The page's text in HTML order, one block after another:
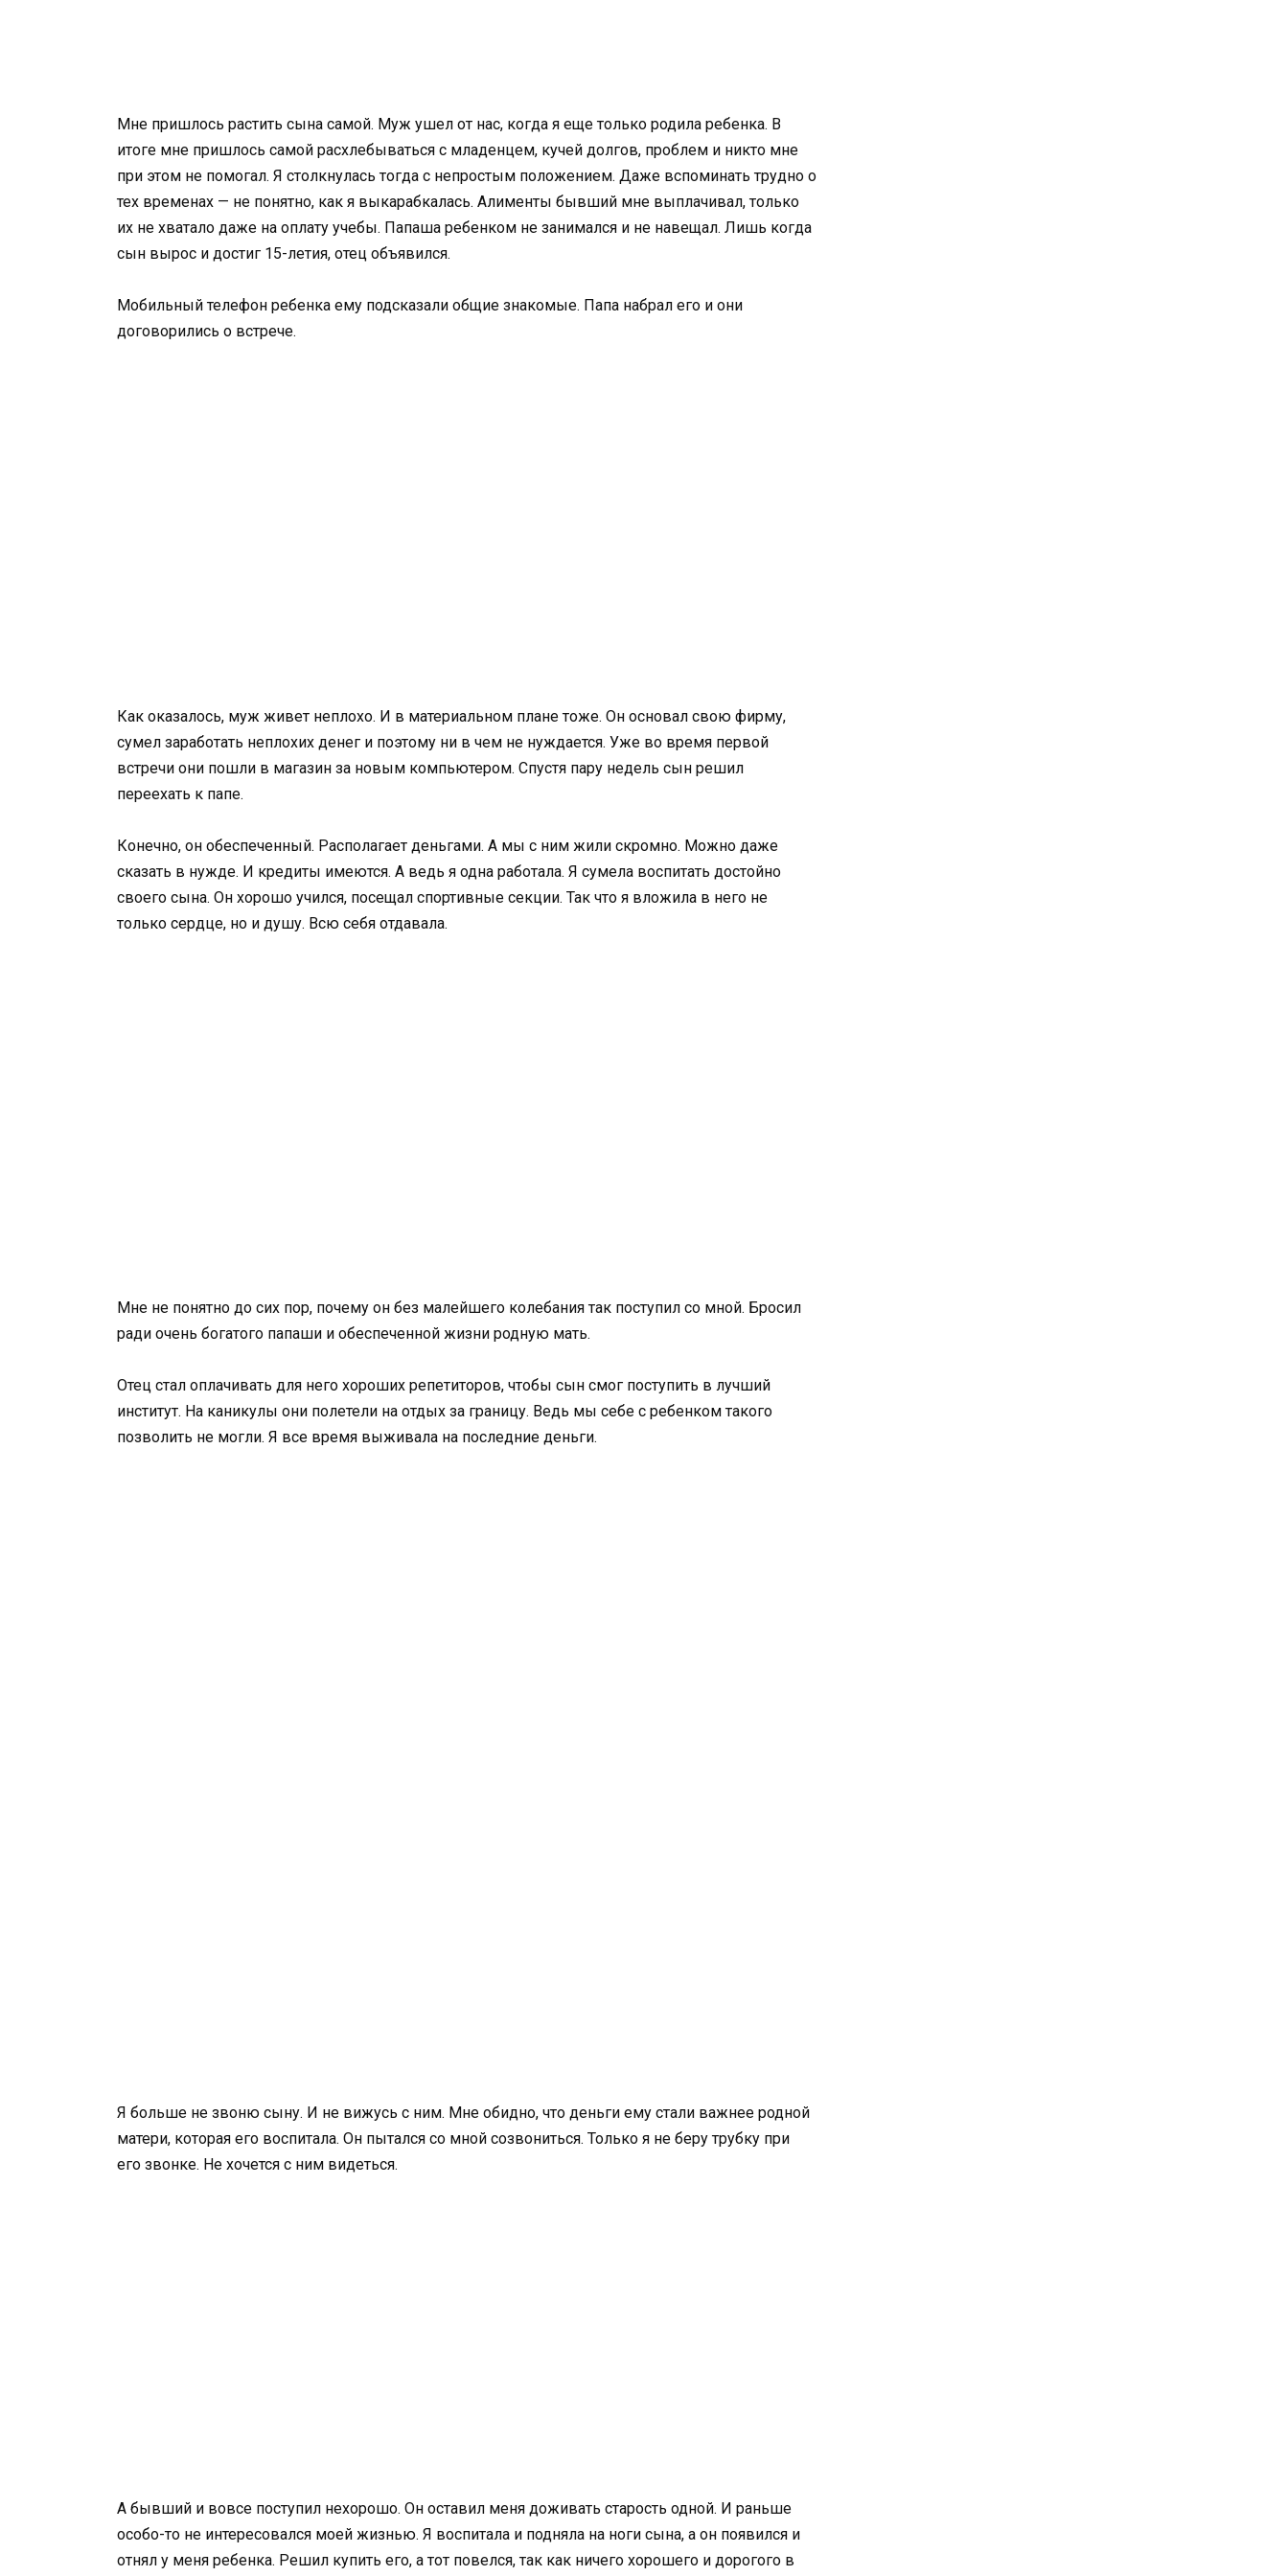
Мне пришлось растить сына самой. Муж ушел от нас, когда я еще только родила ребенка. В
итоге мне пришлось самой расхлебываться с младенцем, кучей долгов, проблем и никто мне
при этом не помогал. Я столкнулась тогда с непростым положением. Даже вспоминать трудно о
тех временах — не понятно, как я выкарабкалась. Алименты бывший мне выплачивал, только
их не хватало даже на оплату учебы. Папаша ребенком не занимался и не навещал. Лишь когда
сын вырос и достиг 15-летия, отец объявился.
Мобильный телефон ребенка ему подсказали общие знакомые. Папа набрал его и они
договорились о встрече.
Как оказалось, муж живет неплохо. И в материальном плане тоже. Он основал свою фирму,
сумел заработать неплохих денег и поэтому ни в чем не нуждается. Уже во время первой
встречи они пошли в магазин за новым компьютером. Спустя пару недель сын решил
переехать к папе.
Конечно, он обеспеченный. Располагает деньгами. А мы с ним жили скромно. Можно даже
сказать в нужде. И кредиты имеются. А ведь я одна работала. Я сумела воспитать достойно
своего сына. Он хорошо учился, посещал спортивные секции. Так что я вложила в него не
только сердце, но и душу. Всю себя отдавала.
Мне не понятно до сих пор, почему он без малейшего колебания так поступил со мной. Бросил
ради очень богатого папаши и обеспеченной жизни родную мать.
Отец стал оплачивать для него хороших репетиторов, чтобы сын смог поступить в лучший
институт. На каникулы они полетели на отдых за границу. Ведь мы себе с ребенком такого
позволить не могли. Я все время выживала на последние деньги.
Я больше не звоню сыну. И не вижусь с ним. Мне обидно, что деньги ему стали важнее родной
матери, которая его воспитала. Он пытался со мной созвониться. Только я не беру трубку при
его звонке. Не хочется с ним видеться.
А бывший и вовсе поступил нехорошо. Он оставил меня доживать старость одной. И раньше
особо-то не интересовался моей жизнью. Я воспитала и подняла на ноги сына, а он появился и
отнял у меня ребенка. Решил купить его, а тот повелся, так как ничего хорошего и дорогого в